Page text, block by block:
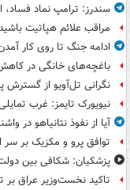
سندرز: ترامپ نماد
مراقب علائم هپاتیت
ادامه جنگ تا روی کار
باغچه‌های خانگی در کاهش
نگرانی تل‌آویو از گسترش
نیویورک تایمز: غرب
آیا از نفوذ نتانیاهو در
توافق پرو و مکزیک بر سر
پزشکیان: شکافی بین
تاکید نخست‌وزیر عراق بر